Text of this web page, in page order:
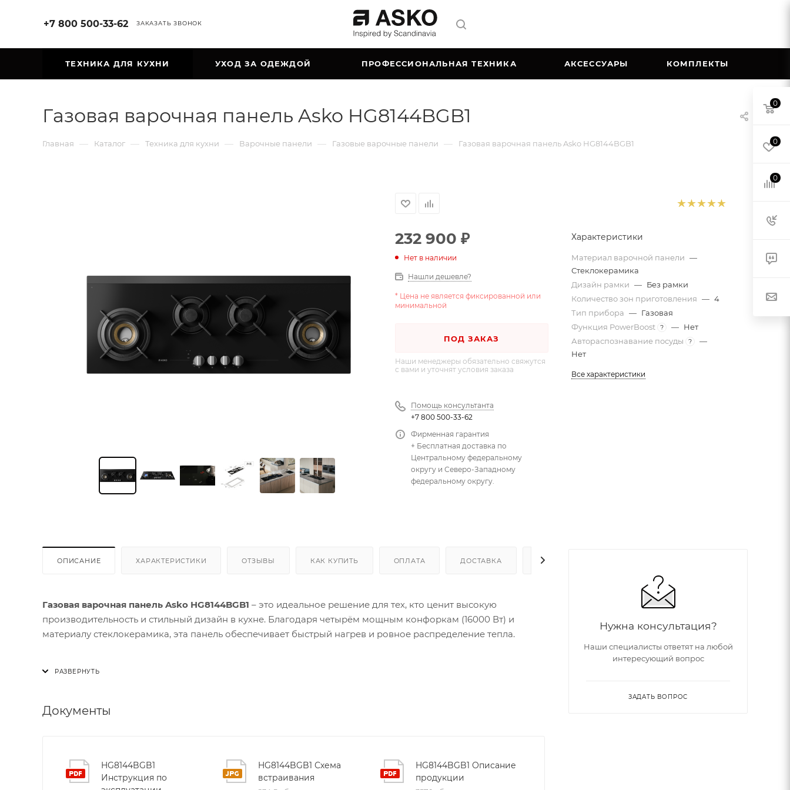
+7 800 500-33-62 ЗАКАЗАТЬ ЗВОНОК
ТЕХНИКА ДЛЯ КУХНИ УХОД ЗА ОДЕЖДОЙ ПРОФЕССИОНАЛЬНАЯ ТЕХНИКА АКСЕССУАРЫ КОМПЛЕКТЫ
Газовая варочная панель Asko HG8144BGB1
Главная — Каталог — Техника для кухни — Варочные панели — Газовые варочные панели — Газовая варочная панель Asko HG8144BGB1
232 900 ₽
Нет в наличии
Нашли дешевле?
* Цена не является фиксированной или
минимальной
ПОД ЗАКАЗ
Наши менеджеры обязательно свяжутся
с вами и уточнят условия заказа
Помощь консультанта
+7 800 500-33-62
Фирменная гарантия
+ Бесплатная доставка по
Центральному федеральному
округу и Северо-Западному
федеральному округу.
Характеристики
Материал варочной панели —
Стеклокерамика
Дизайн рамки — Без рамки
Количество зон приготовления — 4
Тип прибора — Газовая
Функция PowerBoost ? — Нет
Автораспознавание посуды
?
—
Нет
Все характеристики
ОПИСАНИЕ ХАРАКТЕРИСТИКИ ОТЗЫВЫ КАК КУПИТЬ ОПЛАТА ДОСТАВКА ДОПОЛНИТЕЛЬНО
Газовая варочная панель Asko HG8144BGB1 – это идеальное решение для тех, кто ценит высокую
производительность и стильный дизайн в кухне. Благодаря четырём мощным конфоркам (16000 Вт) и
материалу стеклокерамика, эта панель обеспечивает быстрый нагрев и ровное распределение тепла.
качества.
обеспечивают устойчивую опору даже для тяжёлой посуды и легко снимаются при очистке.
Документы
HG8144BGB1
Инструкция по
HG8144BGB1 Схема
встраивания
HG8144BGB1 Описание
продукции
Нужна консультация?
Наши специалисты ответят на любой
интересующий вопрос
ЗАДАТЬ ВОПРОС
0
0
0